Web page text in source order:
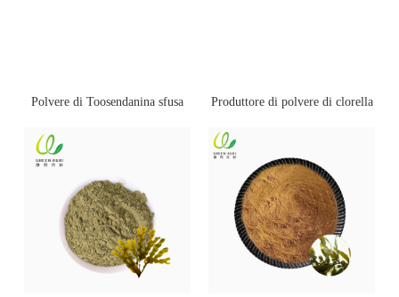
Polvere di Toosendanina sfusa Produttore di polvere di clorella